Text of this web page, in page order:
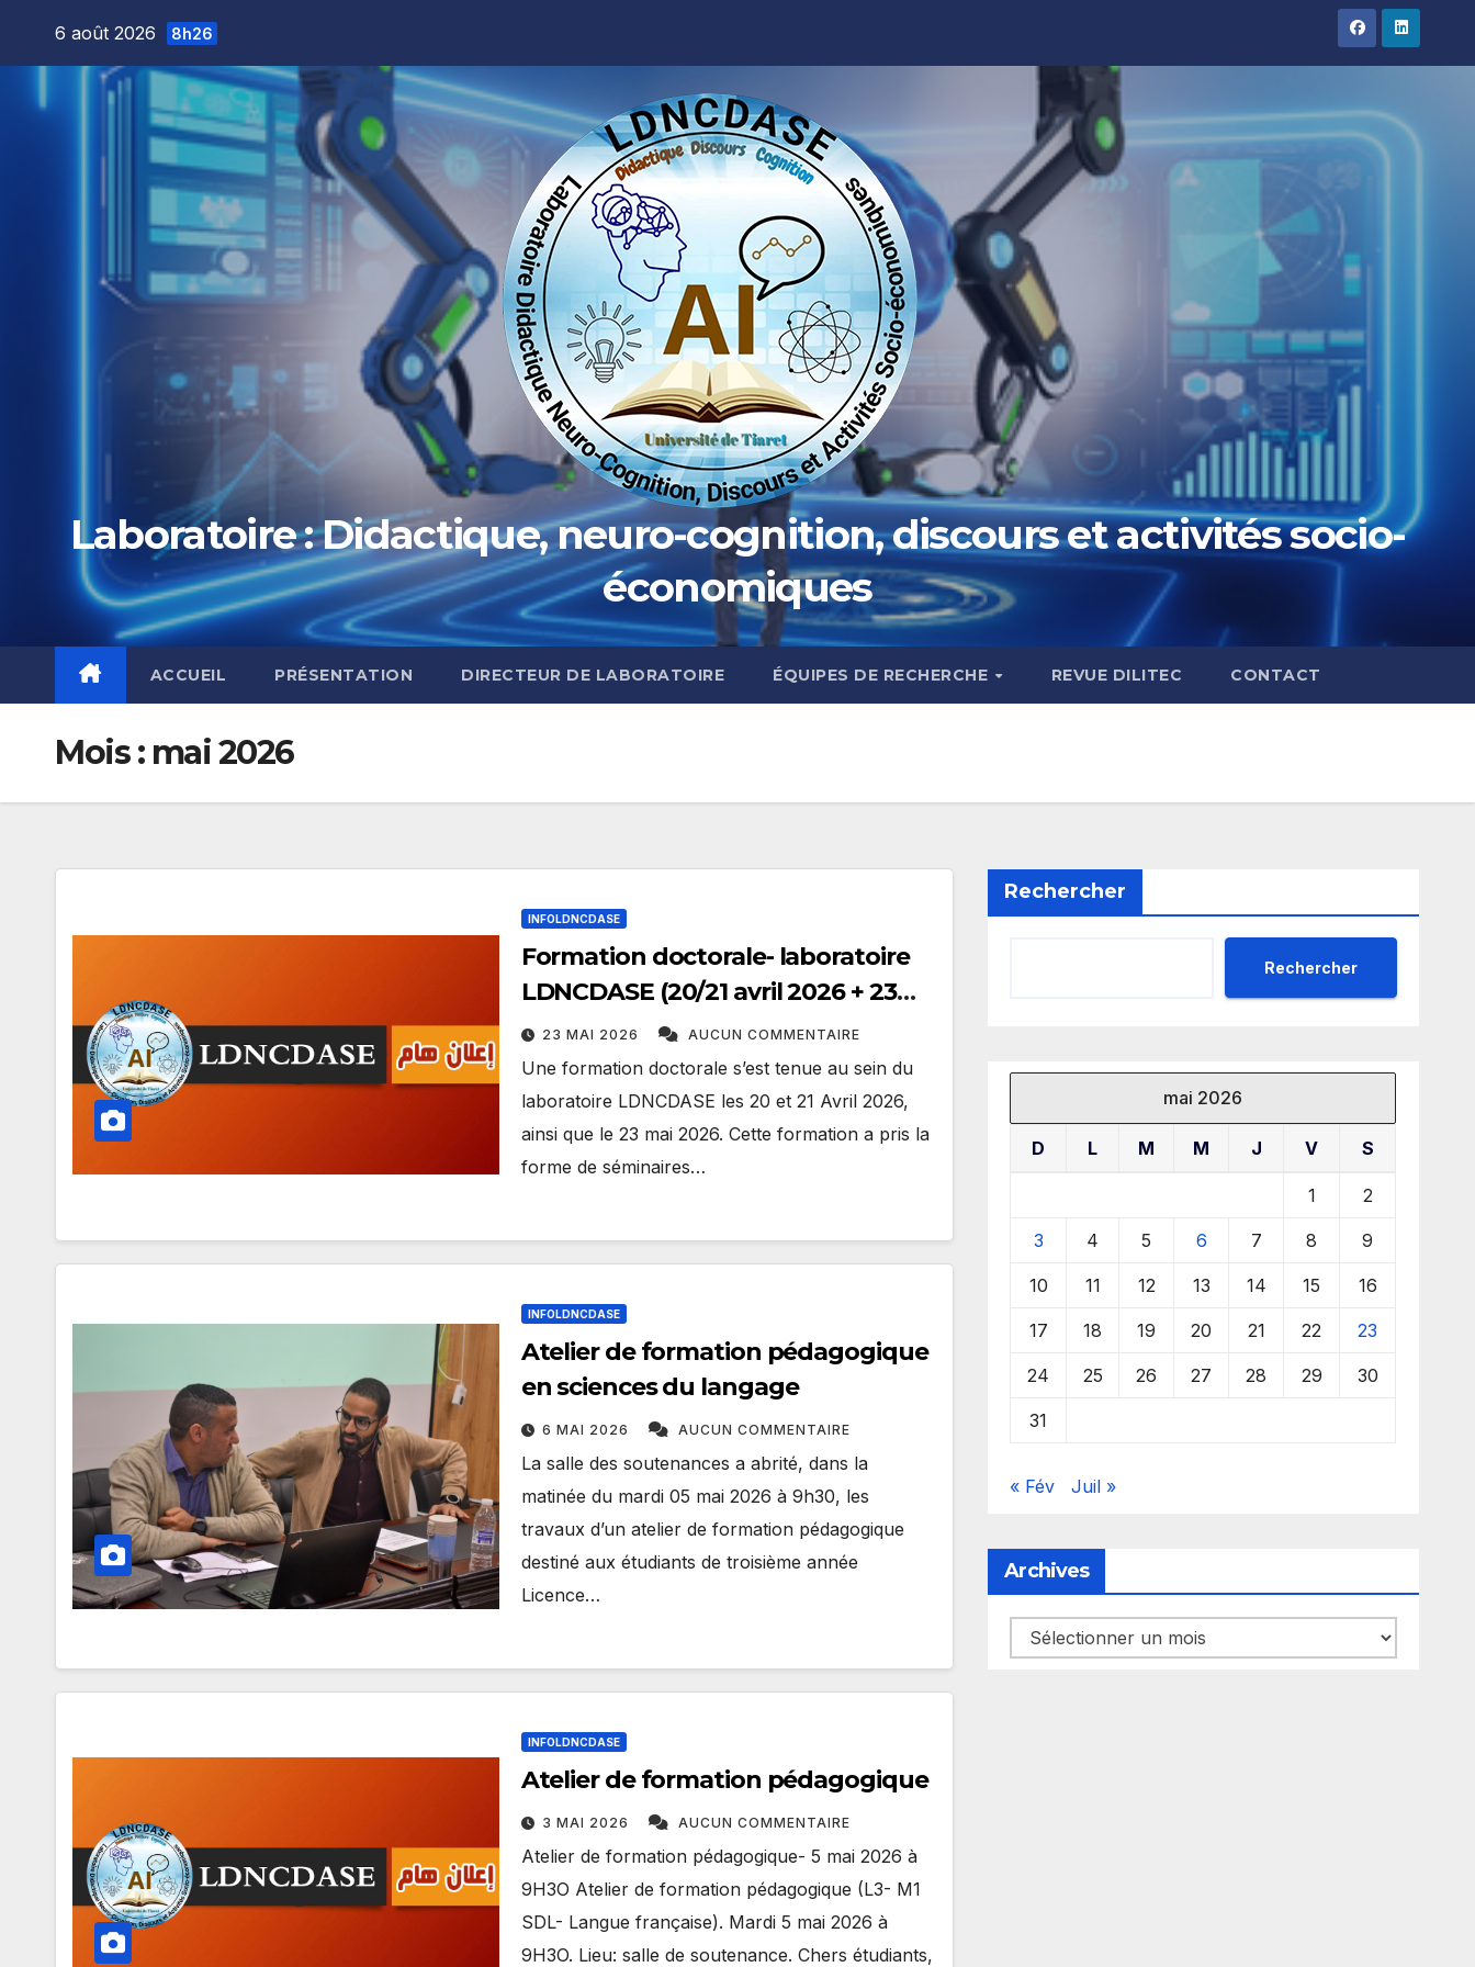
6 août 2026 8h26
Laboratoire : Didactique, neuro-cognition, discours et activités socio-
économiques
ACCUEIL PRÉSENTATION DIRECTEUR DE LABORATOIRE ÉQUIPES DE RECHERCHE REVUE DILITEC CONTACT
Mois : mai 2026
INFOLDNCDASE
Formation doctorale- laboratoire
LDNCDASE (20/21 avril 2026 + 23
mai 2026)
23 MAI 2026 AUCUN COMMENTAIRE
Une formation doctorale s’est tenue au sein du
laboratoire LDNCDASE les 20 et 21 Avril 2026,
ainsi que le 23 mai 2026. Cette formation a pris la
forme de séminaires…
INFOLDNCDASE
Atelier de formation pédagogique
en sciences du langage
6 MAI 2026 AUCUN COMMENTAIRE
La salle des soutenances a abrité, dans la
matinée du mardi 05 mai 2026 à 9h30, les
travaux d’un atelier de formation pédagogique
destiné aux étudiants de troisième année
Licence…
INFOLDNCDASE
Atelier de formation pédagogique
3 MAI 2026 AUCUN COMMENTAIRE
Atelier de formation pédagogique- 5 mai 2026 à
9H3O Atelier de formation pédagogique (L3- M1
SDL- Langue française). Mardi 5 mai 2026 à
9H3O. Lieu: salle de soutenance. Chers étudiants,
Rechercher
Rechercher
mai 2026
D L M M J V S
1 2
3 4 5 6 7 8 9
10 11 12 13 14 15 16
17 18 19 20 21 22 23
24 25 26 27 28 29 30
31
« Fév Juil »
Archives
Archives